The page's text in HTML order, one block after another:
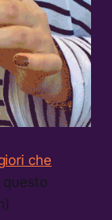
che
questo